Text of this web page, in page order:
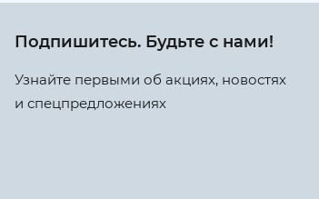
Подпишитесь. Будьте с нами!
Узнайте первыми об акциях, новостях
и спецпредложениях